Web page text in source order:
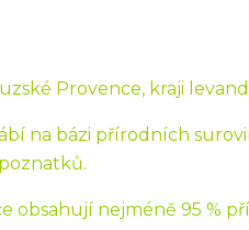
Provence, kraji
na bázi přírodních
obsahují nejméně 95 %